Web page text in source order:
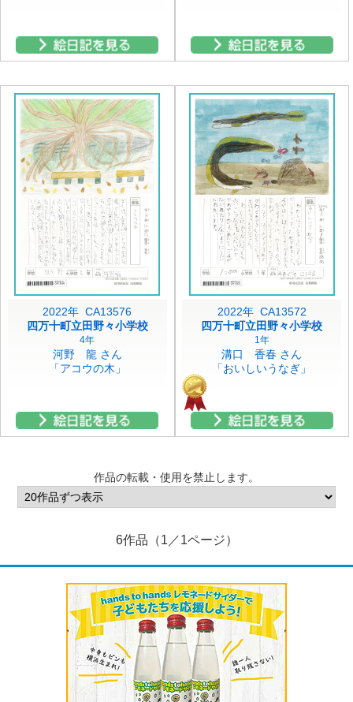
2022年 CA13576
四万十町立田野々小学校
4年
河野 龍 さん
「アコウの木」
2022年 CA13572
四万十町立田野々小学校
1年
溝口 香春 さん
「おいしいうなぎ」
作品の転載・使用を禁止します。
6作品（1／1ページ）